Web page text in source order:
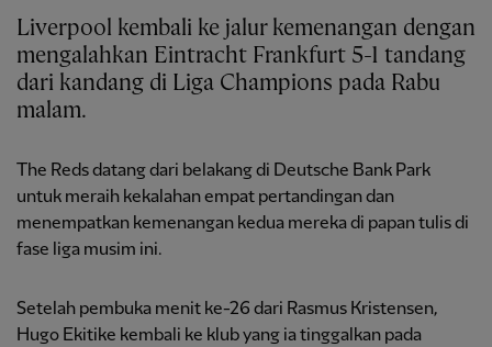
Liverpool kembali ke jalur kemenangan dengan
mengalahkan Eintracht Frankfurt 5-1 tandang
dari kandang di Liga Champions pada Rabu
malam.
The Reds datang dari belakang di Deutsche Bank Park
untuk meraih kekalahan empat pertandingan dan
menempatkan kemenangan kedua mereka di papan tulis di
fase liga musim ini.
Setelah pembuka menit ke-26 dari Rasmus Kristensen,
Hugo Ekitike kembali ke klub yang ia tinggalkan pada